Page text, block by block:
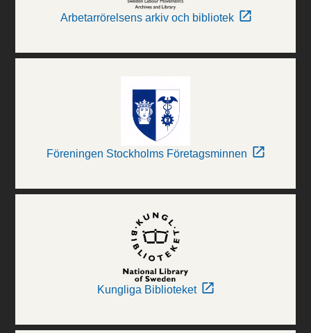
Arbetarrörelsens arkiv och bibliotek
Föreningen Stockholms Företagsminnen
Kungliga Biblioteket